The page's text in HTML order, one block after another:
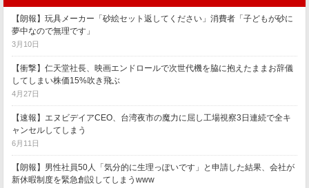
【朗報】玩具メーカー「砂絵セット返してください」消費者「子どもが砂に
夢中なので無理です」
3月10日
【衝撃】仁天堂社長、映画エンドロールで次世代機を脇に抱えたままお辞儀
してしまい株価15%吹き飛ぶ
4月27日
【速報】エヌビデイアCEO、台湾夜市の魔力に屈し工場視察3日連続で全キ
ャンセルしてしまう
6月11日
【朗報】男性社員50人「気分的に生理っぽいです」と申請した結果、会社が
新休暇制度を緊急創設してしまうwww